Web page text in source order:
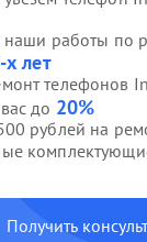
наши работы по
лет
телефонов
до 20%
рублей на
Получить